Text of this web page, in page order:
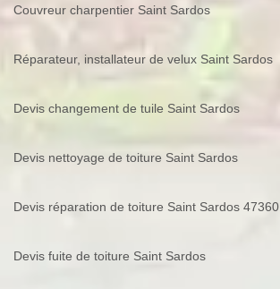
Couvreur charpentier Saint Sardos
Réparateur, installateur de velux Saint Sardos
Devis changement de tuile Saint Sardos
Devis nettoyage de toiture Saint Sardos
Devis réparation de toiture Saint Sardos 47360
Devis fuite de toiture Saint Sardos